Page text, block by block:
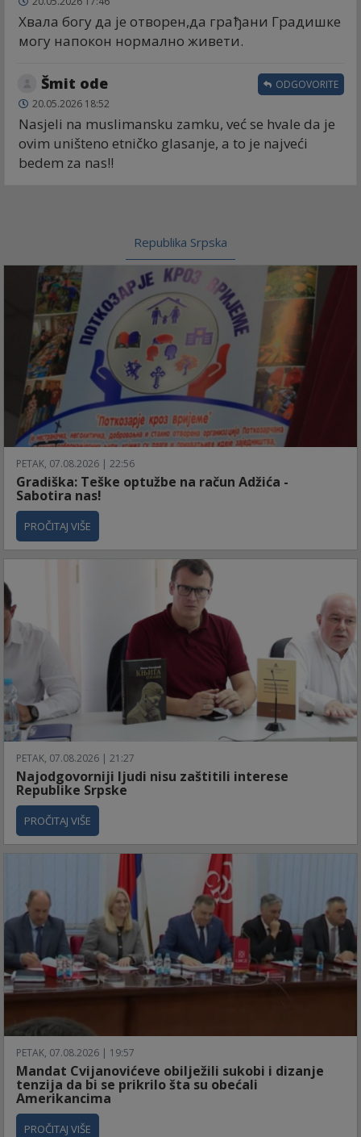
Хвала богу да је отворен,да грађани Градишке
могу напокон нормално живети.
Šmit ode
20.05.2026 18:52
Nasjeli na muslimansku zamku, već se hvale da je
ovim uništeno etničko glasanje, a to je najveći
bedem za nas!!
ODGOVORITE
Republika Srpska
PETAK, 07.08.2026 | 22:56
Gradiška: Teške optužbe na račun Adžića -
Sabotira nas!
PROČITAJ VIŠE
PETAK, 07.08.2026 | 21:27
Najodgovorniji ljudi nisu zaštitili interese
Republike Srpske
PROČITAJ VIŠE
PETAK, 07.08.2026 | 19:57
Mandat Cvijanovićeve obilježili sukobi i dizanje
tenzija da bi se prikrilo šta su obećali
Amerikancima
PROČITAJ VIŠE